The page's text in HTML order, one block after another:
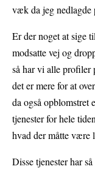
væk da jeg nedlagde
Er der noget at sige
modsatte vej og
så har vi alle profiler
det er mere for at
da også opblomstret
tjenester for hele
hvad der måtte være
Disse tjenester har